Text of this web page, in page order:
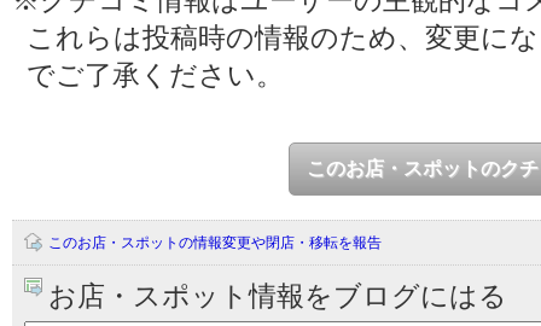
これらは投稿時の情報のため、変更に
でご了承ください。
このお店・スポットのク
このお店・スポットの情報変更や閉店・移転を報告
お店・スポット情報をブログにはる